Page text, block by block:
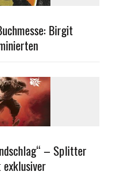
Birgit
– Splitter